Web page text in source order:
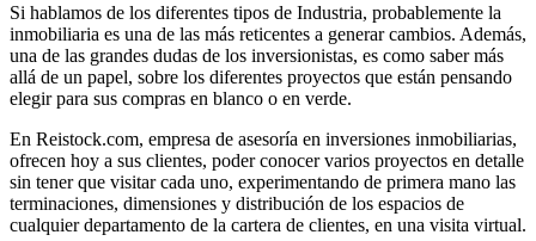
Si hablamos de los diferentes tipos de Industria, probablemente la
inmobiliaria es una de las más reticentes a generar cambios. Además,
una de las grandes dudas de los inversionistas, es como saber más
allá de un papel, sobre los diferentes proyectos que están pensando
elegir para sus compras en blanco o en verde.
En Reistock.com, empresa de asesoría en inversiones inmobiliarias,
ofrecen hoy a sus clientes, poder conocer varios proyectos en detalle
sin tener que visitar cada uno, experimentando de primera mano las
terminaciones, dimensiones y distribución de los espacios de
cualquier departamento de la cartera de clientes, en una visita virtual.